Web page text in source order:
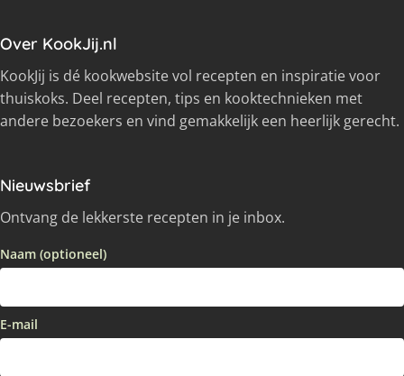
Over KookJij.nl
KookJij is dé kookwebsite vol recepten en inspiratie voor
thuiskoks. Deel recepten, tips en kooktechnieken met
andere bezoekers en vind gemakkelijk een heerlijk gerecht.
Nieuwsbrief
Ontvang de lekkerste recepten in je inbox.
Naam (optioneel)
E-mail